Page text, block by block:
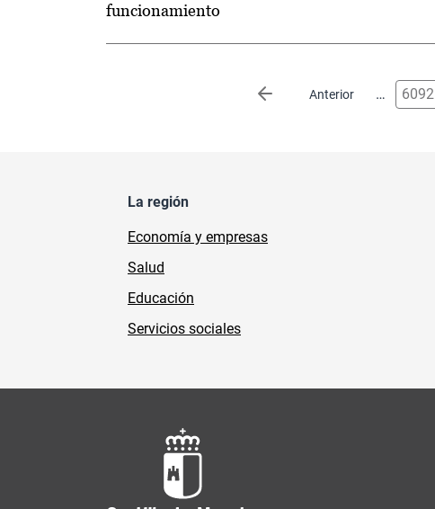
funcionamiento
Anterior
Página anterior … 6092
La región
Economía y empresas
Salud
Educación
Servicios sociales